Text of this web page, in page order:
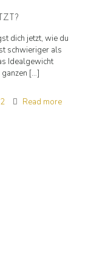
dich jetzt, wie du
schwieriger als
Idealgewicht
[…]
2 Read more